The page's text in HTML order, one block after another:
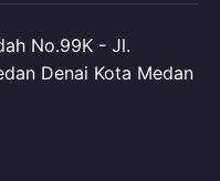
No.99K - Jl.
Denai Kota Medan